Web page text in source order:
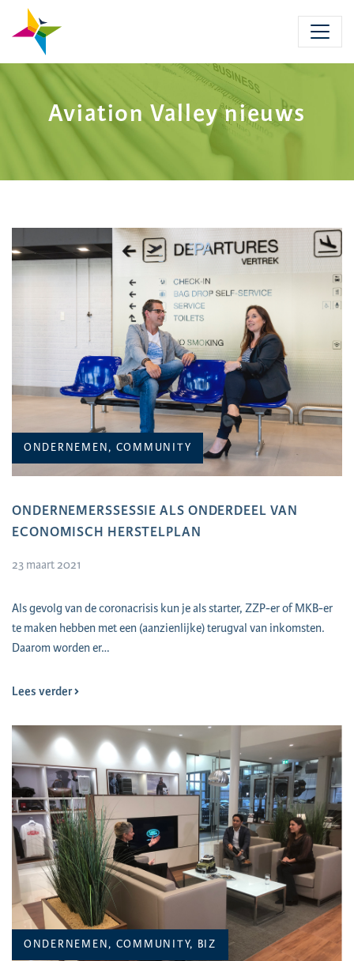
content
Aviation Valley nieuws
ONDERNEMEN, COMMUNITY
ONDERNEMERSSESSIE ALS ONDERDEEL VAN
ECONOMISCH HERSTELPLAN
23 maart 2021
Als gevolg van de coronacrisis kun je als starter, ZZP-er of MKB-er
te maken hebben met een (aanzienlijke) terugval van inkomsten.
Daarom worden er…
Lees verder
ONDERNEMEN, COMMUNITY, BIZ